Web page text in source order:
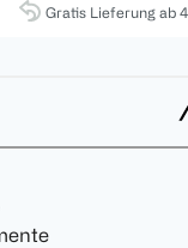
Gratis Lieferung ab